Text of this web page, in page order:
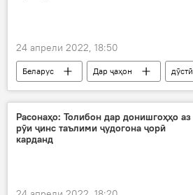
24 апрели 2022, 18:50
Беларус Дар ҷаҳон
дӯстӣ
Александр Лукашенко
ҳамсоя
Расонаҳо: Толибон дар донишгоҳҳо аз
рӯи ҷинс таълими ҷудогона ҷорӣ
карданд